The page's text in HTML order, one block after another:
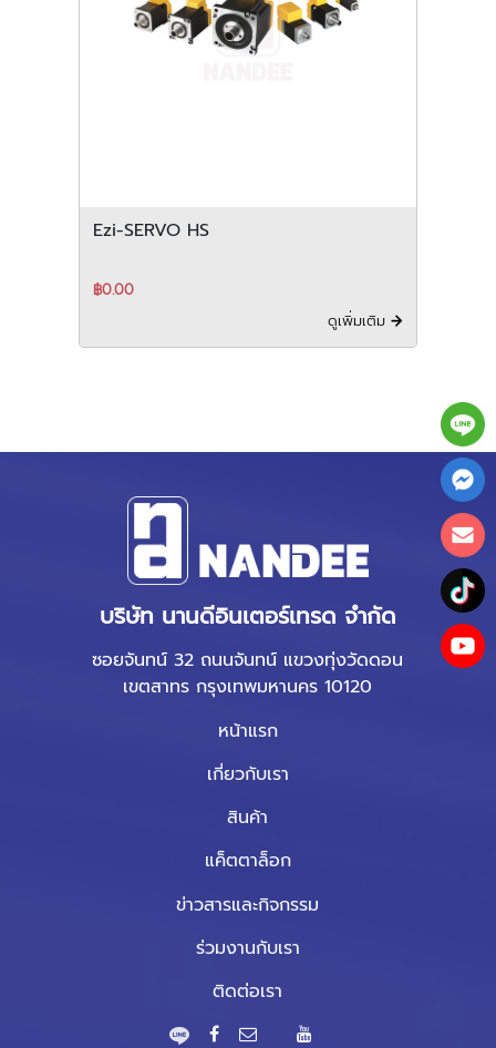
Ezi-SERVO HS
฿0.00
ดูเพิ่มเติม
บริษัท นานดีอินเตอร์เทรด จำกัด
ซอยจันทน์ 32 ถนนจันทน์ แขวงทุ่งวัดดอน
เขตสาทร กรุงเทพมหานคร 10120
หน้าแรก
เกี่ยวกับเรา
สินค้า
แค็ตตาล็อก
ข่าวสารและกิจกรรม
ร่วมงานกับเรา
ติดต่อเรา